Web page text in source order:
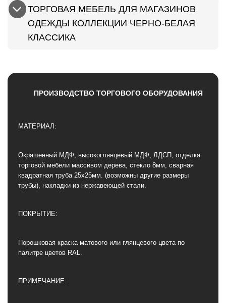
ТОРГОВАЯ МЕБЕЛЬ ДЛЯ МАГАЗИНОВ
ОДЕЖДЫ КОЛЛЕКЦИИ ЧЕРНО-БЕЛАЯ
КЛАССИКА
ПРОИЗВОДСТВО ТОРГОВОГО ОБОРУДОВАНИЯ
МАТЕРИАЛ:
Окрашенный МДФ, высокоглянцевый МДФ, ЛДСП, отделка
торговой мебели массивом дерева, стекло 8мм, сварная
квадратная труба 25х25мм. (возможны другие размеры
трубы), накладки из нержавеющей стали.
ПОКРЫТИЕ:
Порошковая краска матового или глянцевого цвета по
палитре цветов RAL.
ПРИМЕЧАНИЕ: